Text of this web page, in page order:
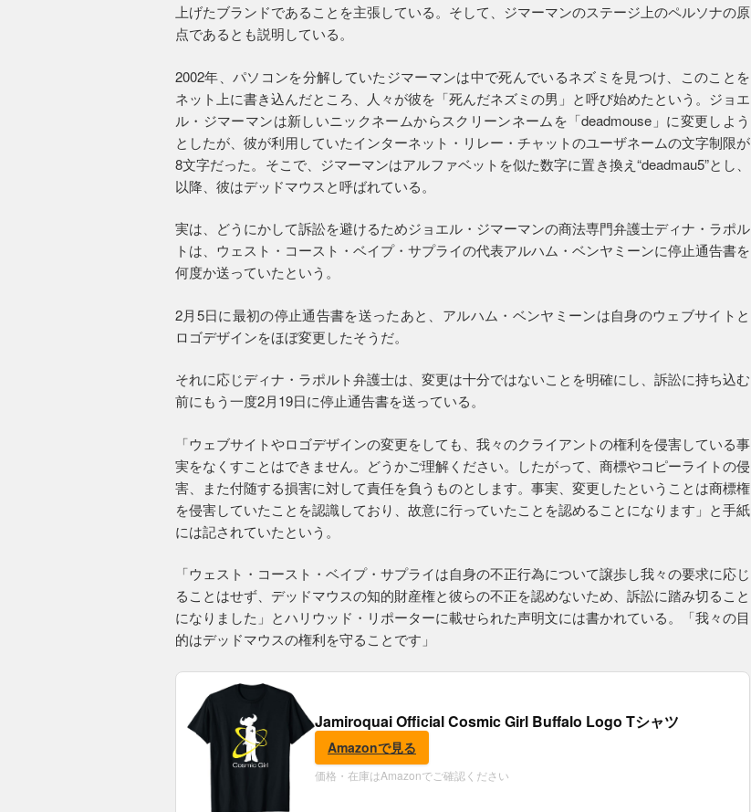
上げたブランドであることを主張している。そして、ジマーマンのステージ上のペルソナの原
点であるとも説明している。
2002年、パソコンを分解していたジマーマンは中で死んでいるネズミを見つけ、このことを
ネット上に書き込んだところ、人々が彼を「死んだネズミの男」と呼び始めたという。ジョエ
ル・ジマーマンは新しいニックネームからスクリーンネームを「deadmouse」に変更しよう
としたが、彼が利用していたインターネット・リレー・チャットのユーザネームの文字制限が
8文字だった。そこで、ジマーマンはアルファベットを似た数字に置き換え“deadmau5”とし、
以降、彼はデッドマウスと呼ばれている。
実は、どうにかして訴訟を避けるためジョエル・ジマーマンの商法専門弁護士ディナ・ラポル
トは、ウェスト・コースト・ベイプ・サプライの代表アルハム・ベンヤミーンに停止通告書を
何度か送っていたという。
2月5日に最初の停止通告書を送ったあと、アルハム・ベンヤミーンは自身のウェブサイトと
ロゴデザインをほぼ変更したそうだ。
それに応じディナ・ラポルト弁護士は、変更は十分ではないことを明確にし、訴訟に持ち込む
前にもう一度2月19日に停止通告書を送っている。
「ウェブサイトやロゴデザインの変更をしても、我々のクライアントの権利を侵害している事
実をなくすことはできません。どうかご理解ください。したがって、商標やコピーライトの侵
害、また付随する損害に対して責任を負うものとします。事実、変更したということは商標権
を侵害していたことを認識しており、故意に行っていたことを認めることになります」と手紙
には記されていたという。
「ウェスト・コースト・ベイプ・サプライは自身の不正行為について譲歩し我々の要求に応じ
ることはせず、デッドマウスの知的財産権と彼らの不正を認めないため、訴訟に踏み切ること
になりました」とハリウッド・リポーターに載せられた声明文には書かれている。「我々の目
的はデッドマウスの権利を守ることです」
Jamiroquai Official Cosmic Girl Buffalo Logo Tシャツ
Amazonで見る
価格・在庫はAmazonでご確認ください